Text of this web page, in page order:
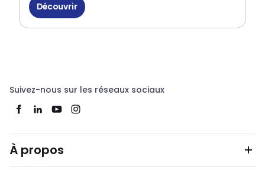
Découvrir
Suivez-nous sur les réseaux sociaux
À propos